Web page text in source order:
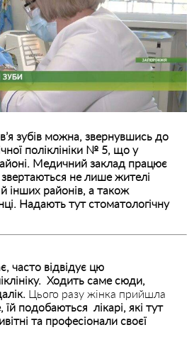
зубів можна, звернувшись до
поліклініки № 5, що у
Медичний заклад працює
не лише жителі
інших районів, а також
Надають тут стоматологічну
часто відвідує цю
Ходить саме сюди,
Цього разу жінка прийшла
їй подобаються лікарі, які тут
та професіонали своєї